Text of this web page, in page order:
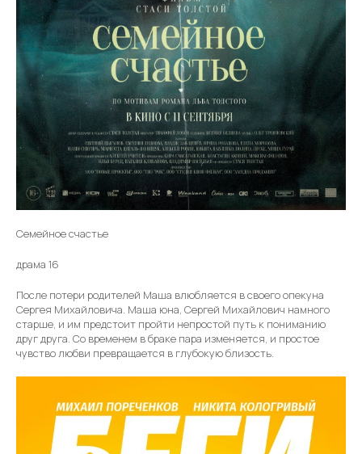
Семейное счастье
драма 16
После потери родителей Маша влюбляется в своего опекуна
Сергея Михайловича. Маша юна, Сергей Михайлович намного
старше, и им предстоит пройти непростой путь к пониманию
друг друга. Со временем в браке пара изменяется, и простое
чувство любви превращается в глубокую близость.